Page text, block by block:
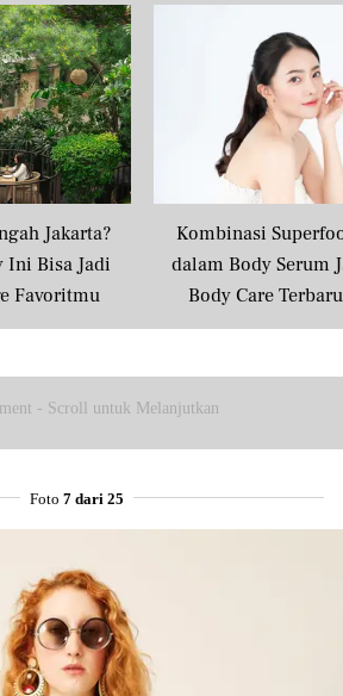
Jakarta?
Ini Bisa Jadi
Favoritmu
Kombinasi
dalam Body Serum
Body Care
Masyarakat
- Scroll untuk Melanjutkan
Foto 7 dari 25